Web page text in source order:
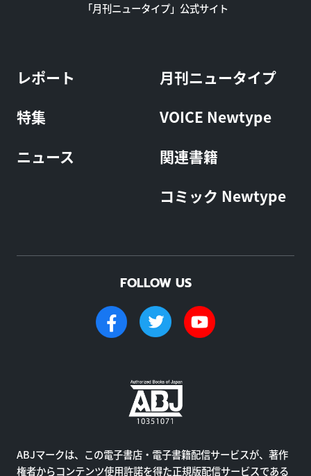
「月刊ニュータイプ」公式サイト
レポート
特集
ニュース
月刊ニュータイプ
VOICE Newtype
関連書籍
コミック Newtype
FOLLOW US
ABJマークは、この電子書店・電子書籍配信サービスが、著作
権者からコンテンツ使用許諾を得た正規版配信サービスである